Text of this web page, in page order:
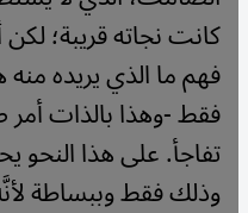
كانت نجاته قريبة؛
فهم ما الذي يريده منه
فقط -وهذا بالذات
تفاجأ. على هذا
وذلك فقط وببساطة